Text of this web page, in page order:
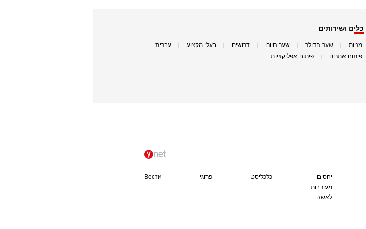
כלים ושירותים
מניות שער הדולר שער היורו דרושים בעלי מקצוע עברית
פיתוח אתרים פיתוח אפליקציות
יחסים
מעורבות
לאשה
כלכליסט פרוגי Вести